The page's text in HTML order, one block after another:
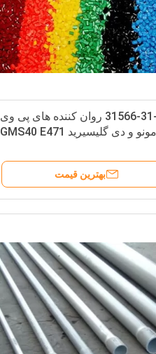
31566-31-1 روان کننده های پی وی
سی مونو و دی گلیسیرید GMS40 E471
بهترین قیمت